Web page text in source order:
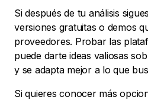
Si después de tu análisis
versiones gratuitas o demos
proveedores. Probar las
puede darte ideas valiosas
y se adapta mejor a lo que
Si quieres conocer más